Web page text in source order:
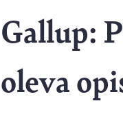
Gallup:
oleva